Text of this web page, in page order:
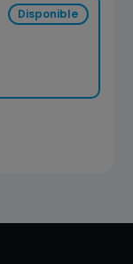
Disponible